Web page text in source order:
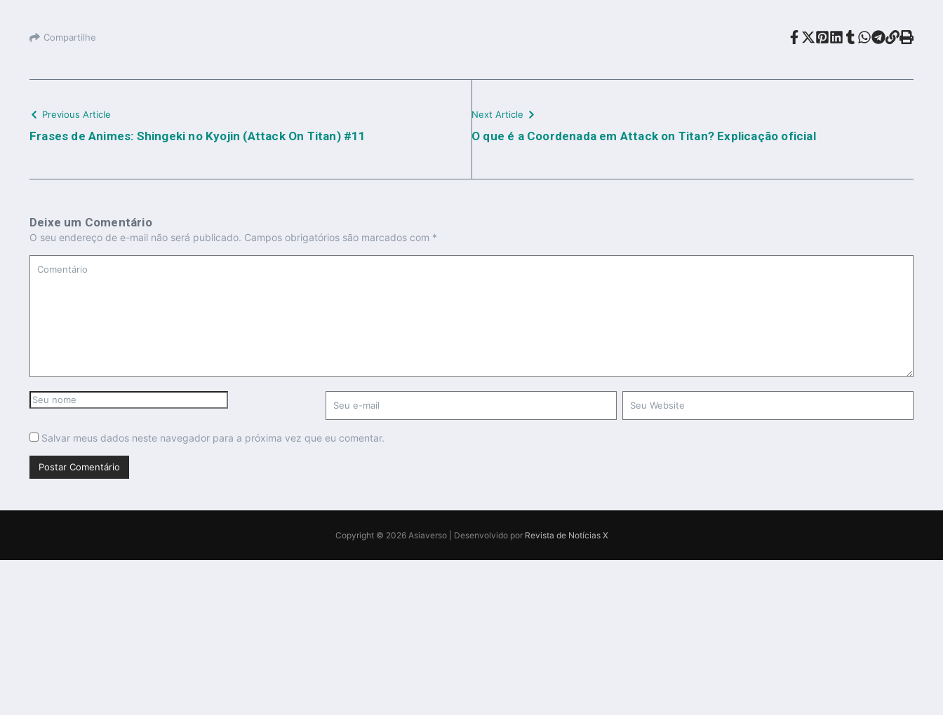
Compartilhe
Previous Article
Frases de Animes: Shingeki no Kyojin (Attack On Titan) #11
Next Article
O que é a Coordenada em Attack on Titan? Explicação oficial
Deixe um Comentário
O seu endereço de e-mail não será publicado. Campos obrigatórios são marcados com *
Salvar meus dados neste navegador para a próxima vez que eu comentar.
Copyright © 2026 Asiaverso | Desenvolvido por Revista de Notícias X